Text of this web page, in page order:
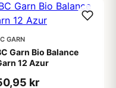
GARN
Garn Bio Balance
12 Azur
kr